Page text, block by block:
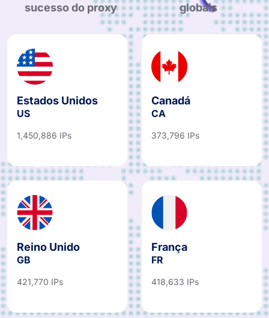
sucesso do proxy
globais
Estados Unidos
US
1,450,886 IPs
Canadá
CA
373,796 IPs
Reino Unido
GB
421,770 IPs
França
FR
418,633 IPs